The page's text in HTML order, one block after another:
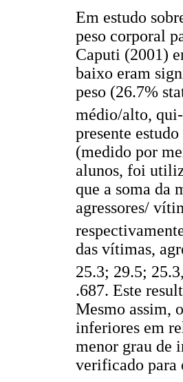
Em estudo
peso corporal
Caputi (2001)
baixo eram
peso (26.7%
médio/alto,
presente
(medido por
alunos, foi
que a soma da
agressores/
das vítimas,
25.3; 29.5;
.687. Este
Mesmo assim,
inferiores em
menor grau de
verificado para